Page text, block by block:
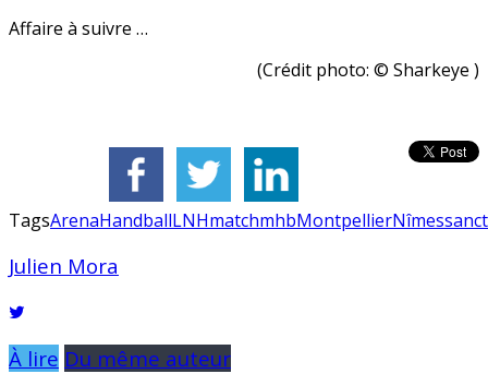
Affaire à suivre …
(Crédit photo: © Sharkeye )
TagsArenaHandballLNHmatchmhbMontpellierNîmes
Julien Mora
À lire Du même auteur